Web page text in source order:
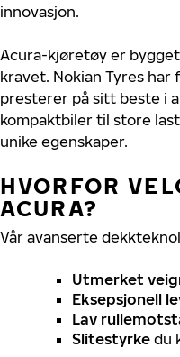
innovasjon.
Acura-kjøretøy er
kravet. Nokian Tyres
presterer på sitt beste i
kompaktbiler til store
unike egenskaper.
HVORFOR
ACURA?
Vår avanserte
Utmerket
Eksepsjonell
Lav
Slitestyrke du